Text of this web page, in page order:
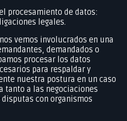
procesamiento de datos:
legales.
vemos involucrados en una
demandados o
procesar los datos
para respaldar y
nuestra postura en un caso
tanto a las negociaciones
con organismos